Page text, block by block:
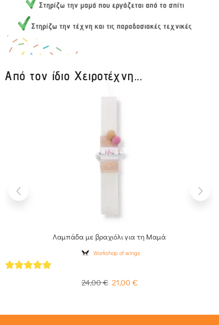
Από τον ίδιο Χειροτέχνη...
Λαμπάδα με βραχιόλι για τη Μαμά
Workshop of wings
24,00€ 21,00 €